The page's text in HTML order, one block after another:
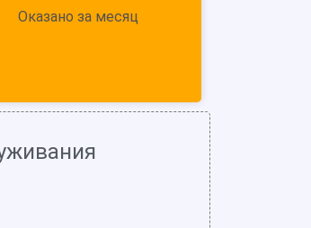
Оказано за месяц